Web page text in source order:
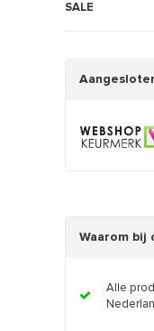
SALE
Waarom bij
Alle